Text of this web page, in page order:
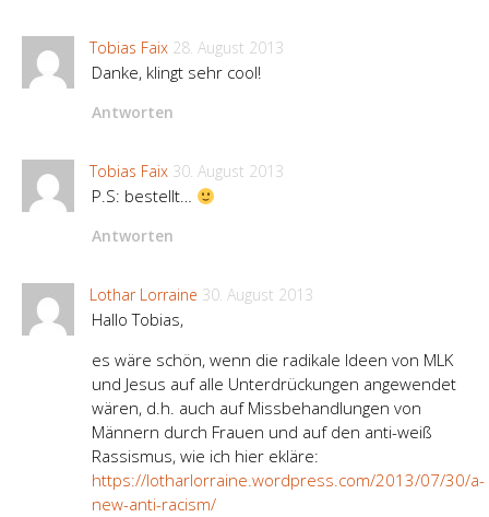
Tobias Faix 28. August 2013
Danke, klingt sehr cool!
Antworten
Tobias Faix 30. August 2013
P.S: bestellt…
Antworten
Lothar Lorraine 30. August 2013
Hallo Tobias,
es wäre schön, wenn die radikale Ideen von MLK
und Jesus auf alle Unterdrückungen angewendet
wären, d.h. auch auf Missbehandlungen von
Männern durch Frauen und auf den anti-weiß
Rassismus, wie ich hier ekläre:
https://lotharlorraine.wordpress.com/2013/07/30/a-
new-anti-racism/